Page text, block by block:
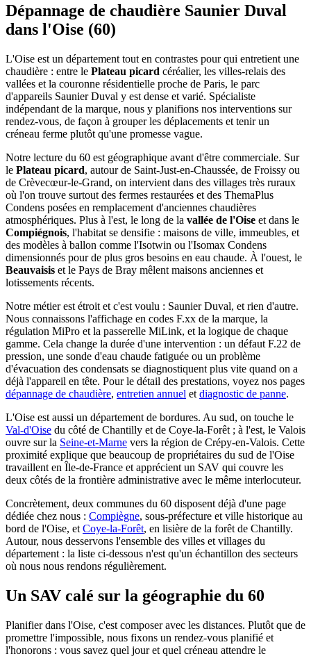
Dépannage de chaudière Saunier Duval
dans l'Oise (60)
L'Oise est un département tout en contrastes pour qui entretient une
chaudière : entre le Plateau picard céréalier, les villes-relais des
vallées et la couronne résidentielle proche de Paris, le parc
d'appareils Saunier Duval y est dense et varié. Spécialiste
indépendant de la marque, nous y planifions nos interventions sur
rendez-vous, de façon à grouper les déplacements et tenir un
créneau ferme plutôt qu'une promesse vague.
Notre lecture du 60 est géographique avant d'être commerciale. Sur
le Plateau picard, autour de Saint-Just-en-Chaussée, de Froissy ou
de Crèvecœur-le-Grand, on intervient dans des villages très ruraux
où l'on trouve surtout des fermes restaurées et des ThemaPlus
Condens posées en remplacement d'anciennes chaudières
atmosphériques. Plus à l'est, le long de la vallée de l'Oise et dans le
Compiégnois, l'habitat se densifie : maisons de ville, immeubles, et
des modèles à ballon comme l'Isotwin ou l'Isomax Condens
dimensionnés pour de plus gros besoins en eau chaude. À l'ouest, le
Beauvaisis et le Pays de Bray mêlent maisons anciennes et
lotissements récents.
Notre métier est étroit et c'est voulu : Saunier Duval, et rien d'autre.
Nous connaissons l'affichage en codes F.xx de la marque, la
régulation MiPro et la passerelle MiLink, et la logique de chaque
gamme. Cela change la durée d'une intervention : un défaut F.22 de
pression, une sonde d'eau chaude fatiguée ou un problème
d'évacuation des condensats se diagnostiquent plus vite quand on a
déjà l'appareil en tête. Pour le détail des prestations, voyez nos pages
dépannage de chaudière, entretien annuel et diagnostic de panne.
L'Oise est aussi un département de bordures. Au sud, on touche le
Val-d'Oise du côté de Chantilly et de Coye-la-Forêt ; à l'est, le Valois
ouvre sur la Seine-et-Marne vers la région de Crépy-en-Valois. Cette
proximité explique que beaucoup de propriétaires du sud de l'Oise
travaillent en Île-de-France et apprécient un SAV qui couvre les
deux côtés de la frontière administrative avec le même interlocuteur.
Concrètement, deux communes du 60 disposent déjà d'une page
dédiée chez nous : Compiègne, sous-préfecture et ville historique au
bord de l'Oise, et Coye-la-Forêt, en lisière de la forêt de Chantilly.
Autour, nous desservons l'ensemble des villes et villages du
département : la liste ci-dessous n'est qu'un échantillon des secteurs
où nous nous rendons régulièrement.
Un SAV calé sur la géographie du 60
Planifier dans l'Oise, c'est composer avec les distances. Plutôt que de
promettre l'impossible, nous fixons un rendez-vous planifié et
l'honorons : vous savez quel jour et quel créneau attendre le